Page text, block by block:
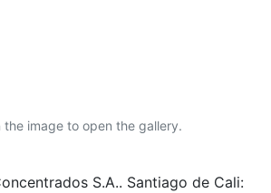
the image to open the gallery.
S.A.. Santiago de Cali: